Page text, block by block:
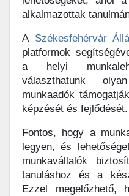
alkalmazottak
A Székesfehérvár
platformok
a helyi
választhatunk
munkaadók
képzését és fejlődését.
Fontos, hogy a
legyen, és
munkavállalók
tanuláshoz és a
Ezzel megelőzhető,